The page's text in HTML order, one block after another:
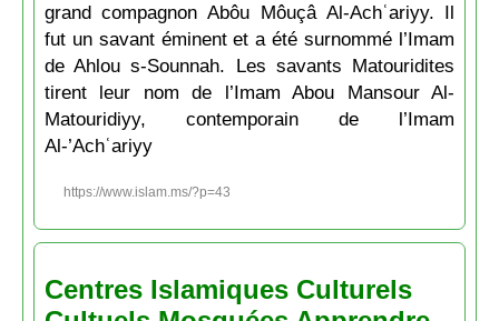
grand compagnon Abôu Môuçâ Al-Achʿariyy. Il
fut un savant éminent et a été surnommé l’Imam
de Ahlou s-Sounnah. Les savants Matouridites
tirent leur nom de l’Imam Abou Mansour Al-
Matouridiyy, contemporain de l’Imam
Al-’Achʿariyy
https://www.islam.ms/?p=43
Centres Islamiques Culturels